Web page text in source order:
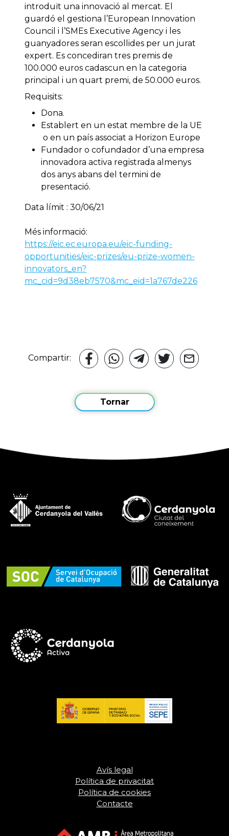
introduït una innovació al mercat. El
guardó el gestiona l’European Innovation
Council i l’SMEs Executive Agency i les
guanyadores seran escollides per un jurat
expert. Es concediran tres premis de
100.000 euros cadascun en la categoria
principal i un quart premi, de 50.000 euros.
Requisits:
Dona.
Establert en un estat membre de la UE
o en un país associat a Horizon Europe
Fundador o cofundador d’una empresa
innovadora activa registrada almenys
dos anys abans del termini de
presentació.
Data límit : 30/06/21
Més informació:
https://eic.ec.europa.eu/eic-funding-
opportunities/eic-prizes/eu-prize-women-
innovators_en?
mc_cid=9d38eb7570&mc_eid=1a767de226
Compartir:
Tornar
Avís legal
Política de privacitat
Política de cookies
Contacte